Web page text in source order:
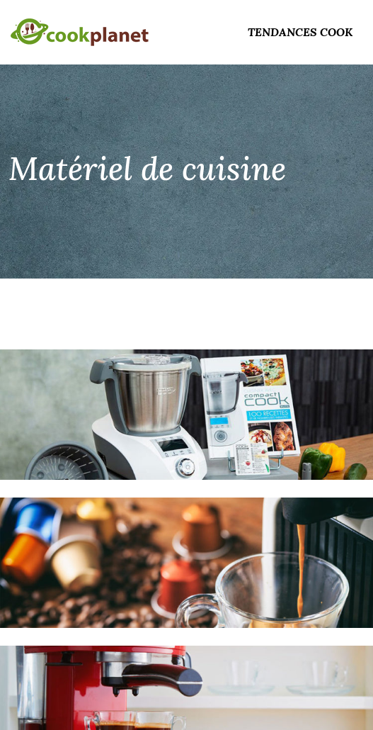
TENDANCES COOK
Matériel de cuisine